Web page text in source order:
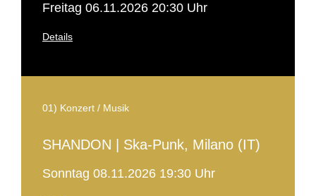
Freitag 06.11.2026 20:30 Uhr
Details
01) Konzert / Musik
SHANDON | Ska-Punk, Milano (IT)
Sonntag 08.11.2026 19:30 Uhr